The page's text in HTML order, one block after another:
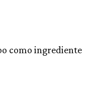
como ingrediente